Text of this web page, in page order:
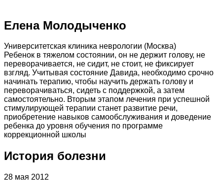
Елена Молодыченко
Университетская клиника неврологии (Москва)
Ребенок в тяжелом состоянии, он не держит голову, не
переворачивается, не сидит, не стоит, не фиксирует
взгляд. Учитывая состояние Давида, необходимо срочно
начинать терапию, чтобы научить держать голову и
переворачиваться, сидеть с поддержкой, а затем
самостоятельно. Вторым этапом лечения при успешной
стимулирующей терапии станет развитие речи,
приобретение навыков самообслуживания и доведение
ребенка до уровня обучения по программе
коррекционной школы
История болезни
28 мая 2012